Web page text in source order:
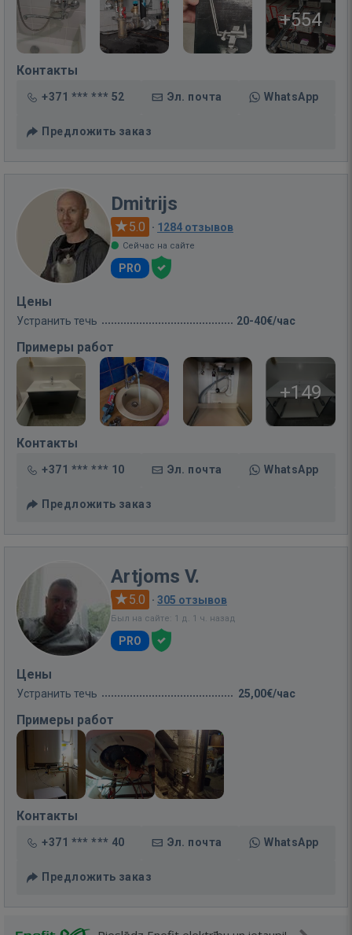
+554
Контакты
+371 *** *** 52 Эл. почта WhatsApp
Предложить заказ
Dmitrijs
5.0 · 1284 отзывов
Сейчас на сайте
PRO
Цены
Устранить течь 20-40€/час
Примеры работ
+149
Контакты
+371 *** *** 10 Эл. почта WhatsApp
Предложить заказ
Artjoms V.
5.0 · 305 отзывов
Был на сайте: 1 д. 1 ч. назад
PRO
Цены
Устранить течь 25,00€/час
Примеры работ
Контакты
+371 *** *** 40 Эл. почта WhatsApp
Предложить заказ